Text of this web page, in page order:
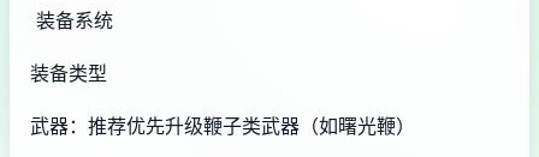
装备系统
装备类型
武器：推荐优先升级鞭子类武器（如曙光鞭）